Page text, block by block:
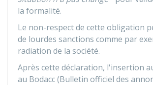
la formalité.
Le non-respect de cette obligation
de lourdes sanctions comme par
radiation de la société.
Après cette déclaration, l'insertion
au Bodacc (Bulletin officiel des